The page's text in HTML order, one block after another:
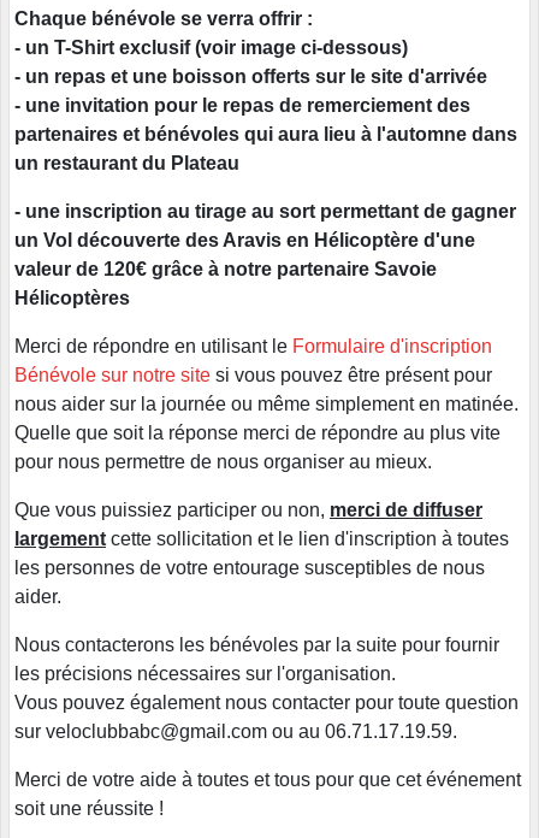
Chaque bénévole se verra offrir :
- un T-Shirt exclusif (voir image ci-dessous)
- un repas et une boisson offerts sur le site d'arrivée
- une invitation pour le repas de remerciement des
partenaires et bénévoles qui aura lieu à l'automne dans
un restaurant du Plateau
- une inscription au tirage au sort permettant de gagner
un Vol découverte des Aravis en Hélicoptère d'une
valeur de 120€ grâce à notre partenaire Savoie
Hélicoptères
Merci de répondre en utilisant le Formulaire d'inscription
Bénévole sur notre site si vous pouvez être présent pour
nous aider sur la journée ou même simplement en matinée.
Quelle que soit la réponse merci de répondre au plus vite
pour nous permettre de nous organiser au mieux.
Que vous puissiez participer ou non, merci de diffuser
largement cette sollicitation et le lien d'inscription à toutes
les personnes de votre entourage susceptibles de nous
aider.
Nous contacterons les bénévoles par la suite pour fournir
les précisions nécessaires sur l'organisation.
Vous pouvez également nous contacter pour toute question
sur veloclubbabc@gmail.com ou au 06.71.17.19.59.
Merci de votre aide à toutes et tous pour que cet événement
soit une réussite !